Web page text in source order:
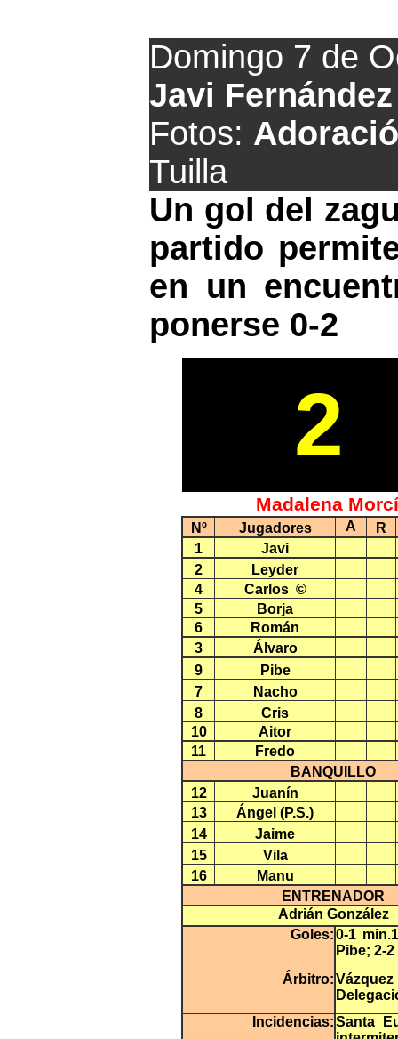
Domingo 7 de
Javi Fernández
Fotos:
Tuilla
Un gol del
partido
en un
ponerse 0-2
2
Madalena
Nº Jugadores A
R
1
Javi
2
Leyder
4
Carlos ©
5
Borja
6
Román
3
Álvaro
9
Pibe
7
Nacho
8
Cris
10
Aitor
11
Fredo
BANQUILLO
12
Juanín
13
Ángel (P.S.)
14
Jaime
15
Vila
16
Manu
ENTRENADOR
Adrián González
Goles:0-1
Pibe; 2-
Árbitro:
Incidencias:Santa